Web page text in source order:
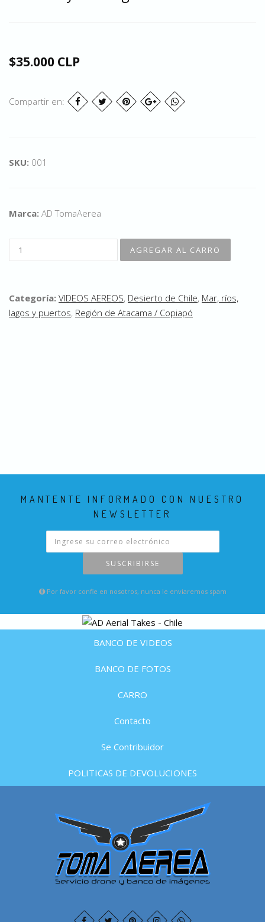
$35.000 CLP
Compartir en:
SKU: 001
Marca: AD TomaAerea
Categoría: VIDEOS AEREOS, Desierto de Chile, Mar, ríos,
lagos y puertos, Región de Atacama / Copiapó
MANTENTE INFORMADO CON NUESTRO
NEWSLETTER
SUSCRIBIRSE
Por favor confie en nosotros, nunca le enviaremos spam
BANCO DE VIDEOS
BANCO DE FOTOS
CARRO
Contacto
Se Contribuidor
POLITICAS DE DEVOLUCIONES